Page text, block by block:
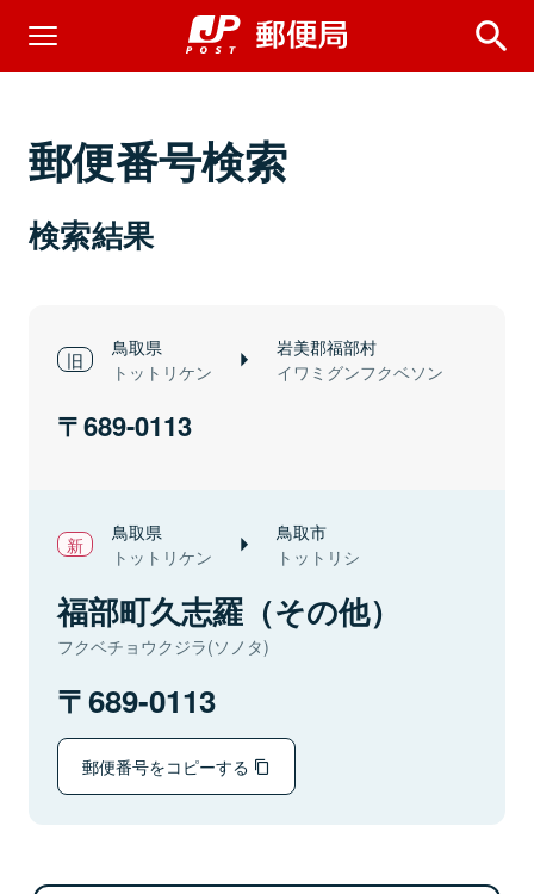
郵便番号検索
検索結果
鳥取県
トットリケン
岩美郡福部村
イワミグンフクベソン
689-0113
鳥取県
トットリケン
鳥取市
トットリシ
福部町久志羅（その他）
フクベチョウクジラ(ソノタ)
689-0113
郵便番号をコピーする